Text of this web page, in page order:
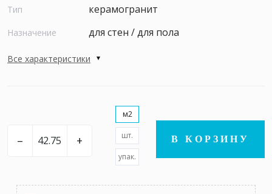
Тип керамогранит
Назначение для стен / для пола
Все характеристики
– +
м2
шт.
упак.
В КОРЗИНУ